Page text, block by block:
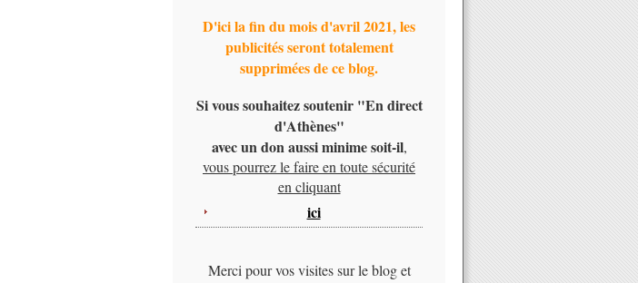
D'ici la fin du mois d'avril 2021, les
publicités seront totalement
supprimées de ce blog.
Si vous souhaitez soutenir "En direct
d'Athènes"
avec un don aussi minime soit-il,
vous pourrez le faire en toute sécurité
en cliquant
ici
Merci pour vos visites sur le blog et